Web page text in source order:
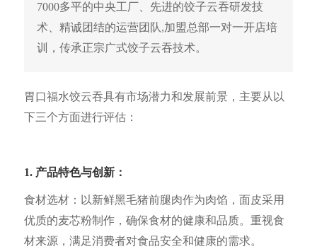
7000多平的中央工厂、先进的饺子云吞研发技
术、精诚团结的运营团队,加盟总部一对一开店培
训，传承正宗广式饺子云吞技术。
胃口福水饺云吞具有市场潜力和发展前景，主要从以
下三个方面进行评估：
1. 产品特色与创新：
食材选材：以新鲜黑毛猪前腿肉作为肉馅，面皮采用
优质的麦芯粉制作，确保食材的健康和品质。重视食
材来源，满足消费者对食品安全和健康的需求。